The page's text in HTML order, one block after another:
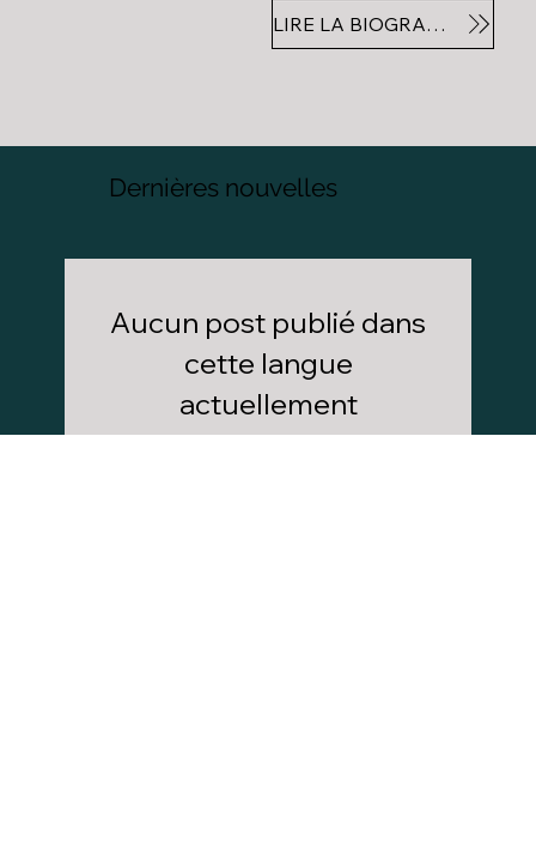
LIRE LA BIOGRAPHIE COMPLÈTE
Dernières nouvelles
Aucun post publié dans
cette langue
actuellement